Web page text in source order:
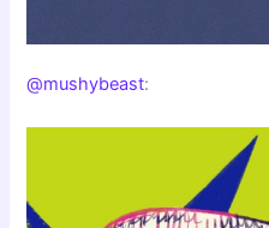
@mushybeast: